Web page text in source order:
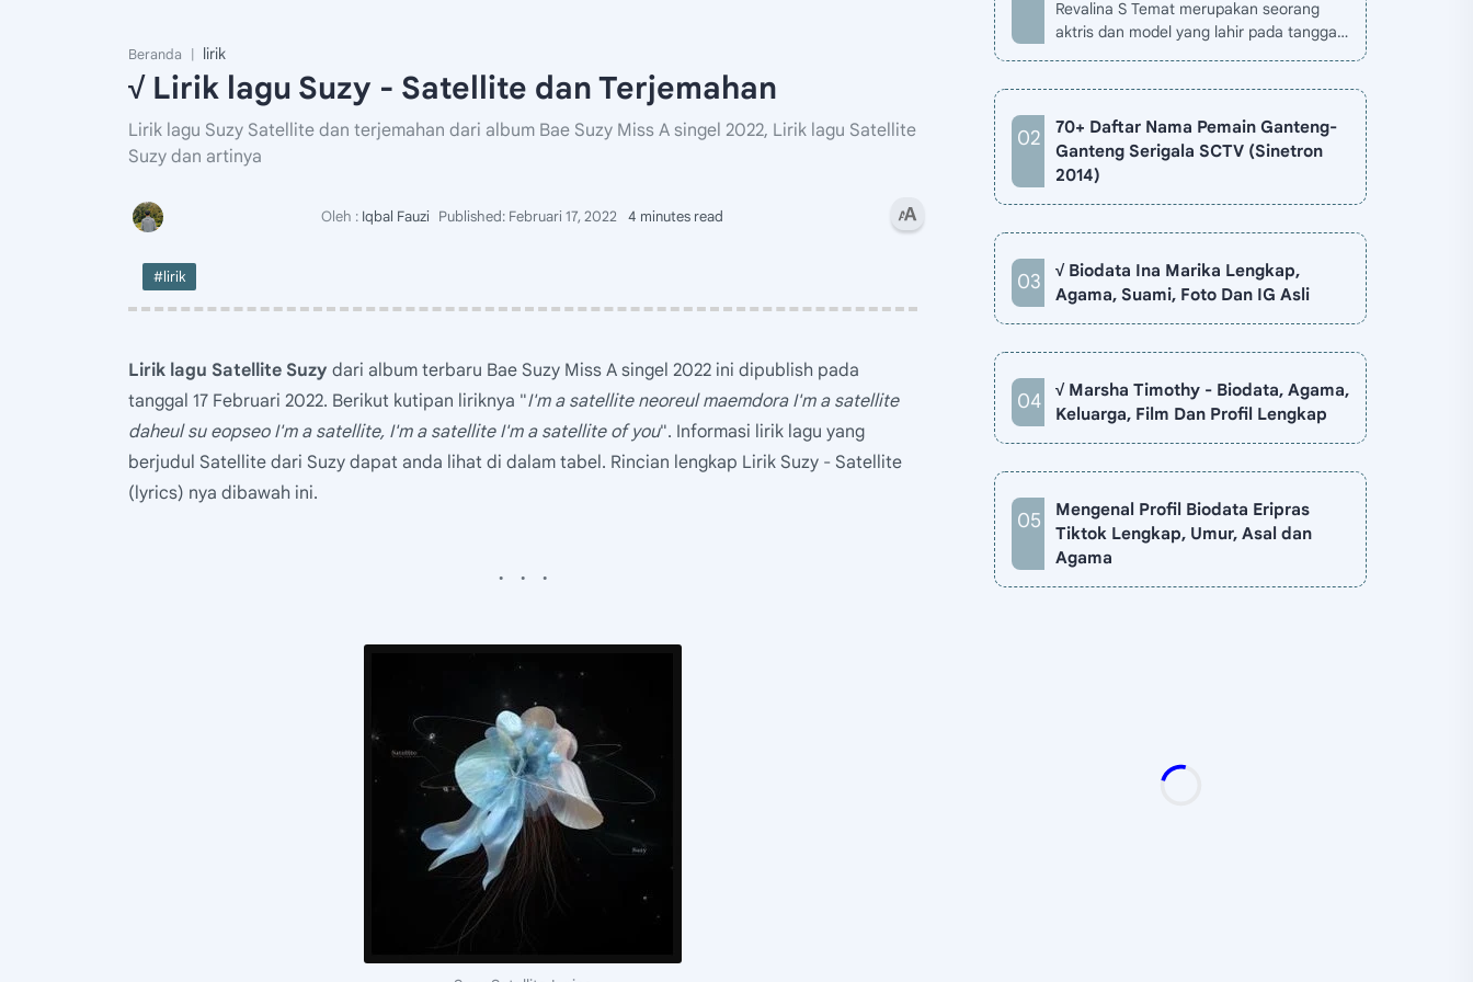
Beranda lirik
√ Lirik lagu Suzy - Satellite dan Terjemahan
Lirik lagu Suzy Satellite dan terjemahan dari album Bae Suzy Miss A singel 2022, Lirik lagu Satellite
Suzy dan artinya
4 minutes read
#lirik
Lirik lagu Satellite Suzy dari album terbaru Bae Suzy Miss A singel 2022 ini dipublish pada
tanggal 17 Februari 2022. Berikut kutipan liriknya "I'm a satellite neoreul maemdora I'm a satellite
daheul su eopseo I'm a satellite, I'm a satellite I'm a satellite of you". Informasi lirik lagu yang
berjudul Satellite dari Suzy dapat anda lihat di dalam tabel. Rincian lengkap Lirik Suzy - Satellite
(lyrics) nya dibawah ini.
Revalina S Temat merupakan seorang
aktris dan model yang lahir pada tanggal
70+ Daftar Nama Pemain Ganteng-
Ganteng Serigala SCTV (Sinetron
2014)
√ Biodata Ina Marika Lengkap,
Agama, Suami, Foto Dan IG Asli
√ Marsha Timothy - Biodata, Agama,
Keluarga, Film Dan Profil Lengkap
Mengenal Profil Biodata Eripras
Tiktok Lengkap, Umur, Asal dan
Agama